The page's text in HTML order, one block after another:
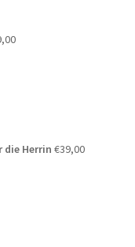
die Herrin €39,00